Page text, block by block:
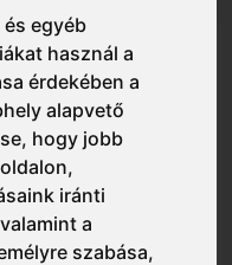
egyéb
használ a
érdekében a
alapvető
, hogy jobb
,
iránti
a
szabása,